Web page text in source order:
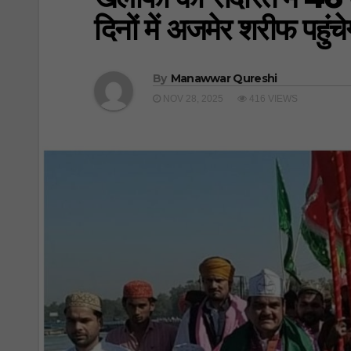
दिनों में अजमेर शरीफ
By Manawwar Qureshi
NOV 28, 2025 416 VIEWS